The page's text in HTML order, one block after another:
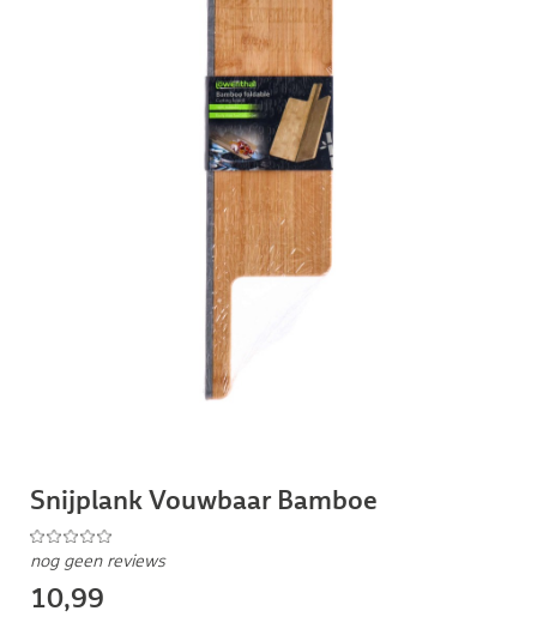
Snijplank Vouwbaar Bamboe
nog geen reviews
10,99